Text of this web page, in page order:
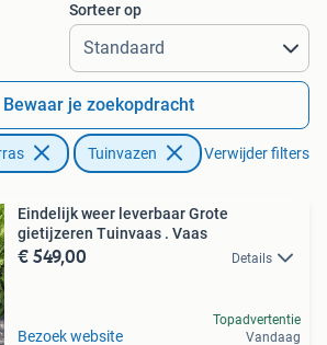
Alle afstanden…
Sorteer op
Bewaar je zoekopdracht
Tuinvazen Verwijder filters
Eindelijk weer leverbaar Grote
gietijzeren Tuinvaas . Vaas
€ 549,00 Details
Bezoek website
Topadvertentie
Vandaag